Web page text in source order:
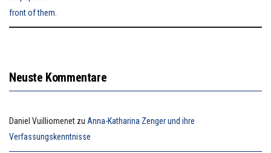
Neuste Kommentare
Daniel Vuilliomenet zu Anna-Katharina Zenger und ihre
Verfassungskenntnisse